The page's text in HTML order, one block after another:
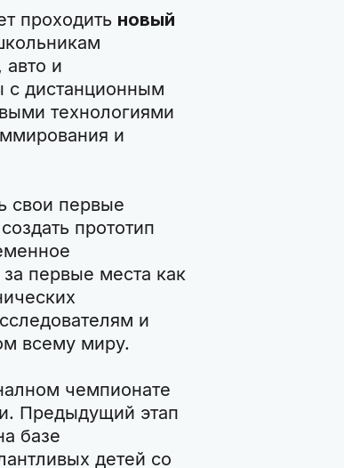
проходить новый
авто и
с дистанционным
технологиями
и
свои первые
прототип
первые места как
и
всему миру.
чемпионате
Предыдущий этап
базе
детей со